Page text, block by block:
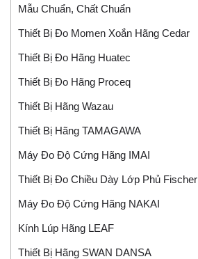
Mẫu Chuẩn, Chất Chuẩn
Thiết Bị Đo Momen Xoắn Hãng Cedar
Thiết Bị Đo Hãng Huatec
Thiết Bị Đo Hãng Proceq
Thiết Bị Hãng Wazau
Thiết Bị Hãng TAMAGAWA
Máy Đo Độ Cứng Hãng IMAI
Thiết Bị Đo Chiều Dày Lớp Phủ Fischer
Máy Đo Độ Cứng Hãng NAKAI
Kính Lúp Hãng LEAF
Thiết Bị Hãng SWAN DANSA